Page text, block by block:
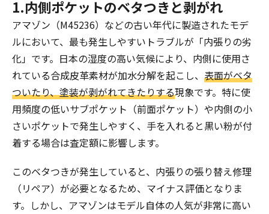
1.内側ポケットのベタつきと剥がれ
アマゾン（M45236）などの古い年代に製造されたモデ
ルにおいて、最も発生しやすいトラブルが「内張りの劣
化」です。日本の湿度の高い気候により、内側に使用さ
れている合成皮革素材が加水分解を起こし、 表面がベタ
ついたり、塗装が剥がれてきたりする現象です。特に使
用頻度の低いサブポケット（前面ポケット）や内側の小
さいポケットで発生しやすく、手を入れると黒い粉が付
着する場合は査定額に影響します。
このベタつきが発生していると、内張りの張り替え修理
（リペア）が必要となるため、マイナス評価となりま
す。しかし、アマゾンはモデル自体の人気が非常に高い